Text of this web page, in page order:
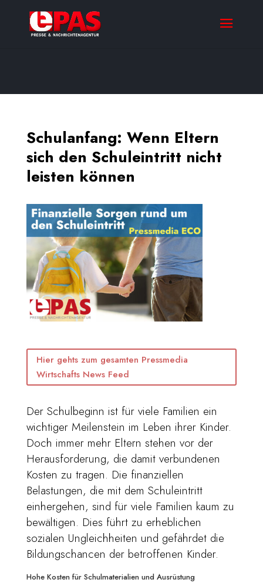
Schulanfang: Wenn Eltern
sich den Schuleintritt nicht
leisten können
Hier gehts zum gesamten Pressmedia
Wirtschafts News Feed
Der Schulbeginn ist für viele Familien ein
wichtiger Meilenstein im Leben ihrer Kinder.
Doch immer mehr Eltern stehen vor der
Herausforderung, die damit verbundenen
Kosten zu tragen. Die finanziellen
Belastungen, die mit dem Schuleintritt
einhergehen, sind für viele Familien kaum zu
bewältigen. Dies führt zu erheblichen
sozialen Ungleichheiten und gefährdet die
Bildungschancen der betroffenen Kinder.
Hohe Kosten für Schulmaterialien und Ausrüstung